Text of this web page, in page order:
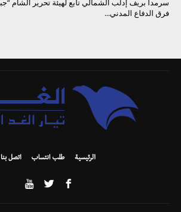
فرق الدفاع المدني...
الرئيسية طلب انتساب اتصل بنا